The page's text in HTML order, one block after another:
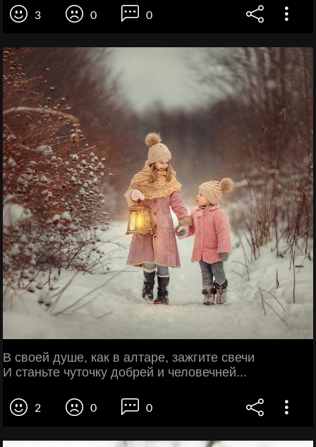
3 0 0
В своей душе, как в алтаре, зажгите свечи
И станьте чуточку добрей и человечней...
2 0 0